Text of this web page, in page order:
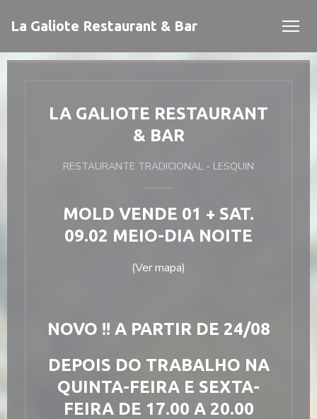
La Galiote Restaurant & Bar
LA GALIOTE RESTAURANT
& BAR
RESTAURANTE TRADICIONAL - LESQUIN
MOLD VENDE 01 + SAT.
09.02 MEIO-DIA NOITE
(Ver mapa)
NOVO !! A PARTIR DE 24/08
DEPOIS DO TRABALHO NA
QUINTA-FEIRA E SEXTA-
FEIRA DE 17.00 A 20.00